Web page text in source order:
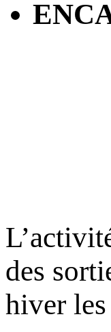
des
hiver